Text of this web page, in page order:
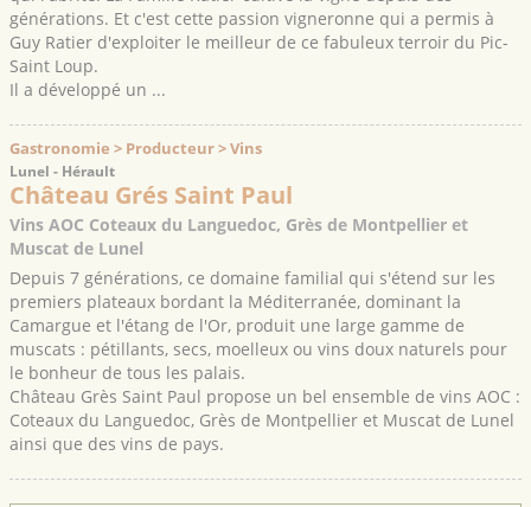
générations. Et c'est cette passion vigneronne qui a permis à
Guy Ratier d'exploiter le meilleur de ce fabuleux terroir du Pic-
Saint Loup.
Il a développé un ...
Gastronomie > Producteur > Vins
Lunel - Hérault
Château Grés Saint Paul
Vins AOC Coteaux du Languedoc, Grès de Montpellier et
Muscat de Lunel
Depuis 7 générations, ce domaine familial qui s'étend sur les
premiers plateaux bordant la Méditerranée, dominant la
Camargue et l'étang de l'Or, produit une large gamme de
muscats : pétillants, secs, moelleux ou vins doux naturels pour
le bonheur de tous les palais.
Château Grès Saint Paul propose un bel ensemble de vins AOC :
Coteaux du Languedoc, Grès de Montpellier et Muscat de Lunel
ainsi que des vins de pays.